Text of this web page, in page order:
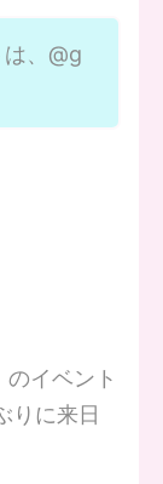
、@g
イベント
りに来日